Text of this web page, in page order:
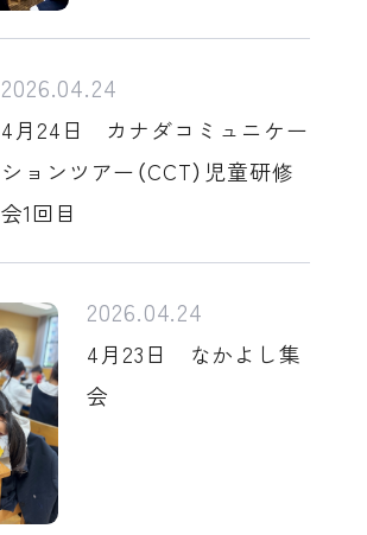
2026.04.24
4月24日 カナダコミュニケー
ションツアー（CCT）児童研修
会1回目
2026.04.24
4月23日 なかよし集
会